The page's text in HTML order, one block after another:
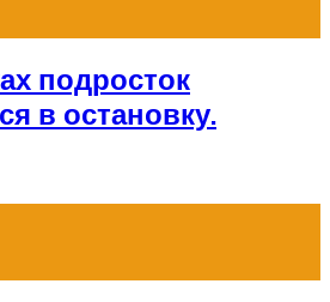
подросток
в остановку.